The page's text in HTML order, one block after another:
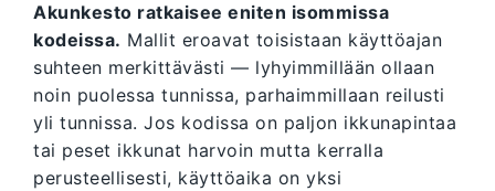
Akunkesto ratkaisee eniten isommissa
kodeissa. Mallit eroavat toisistaan käyttöajan
suhteen merkittävästi — lyhyimmillään ollaan
noin puolessa tunnissa, parhaimmillaan reilusti
yli tunnissa. Jos kodissa on paljon ikkunapintaa
tai peset ikkunat harvoin mutta kerralla
perusteellisesti, käyttöaika on yksi